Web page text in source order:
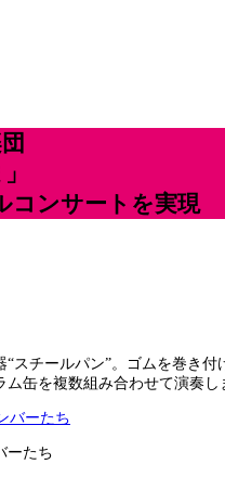
コンサートを実現
スチールパン”。ゴムを巻き
缶を複数組み合わせて演奏し
ーたち